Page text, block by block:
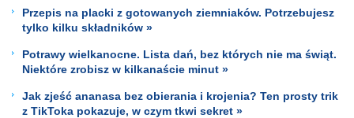
Przepis na placki z gotowanych ziemniaków. Potrzebujesz
tylko kilku składników »
Potrawy wielkanocne. Lista dań, bez których nie ma świąt.
Niektóre zrobisz w kilkanaście minut »
Jak zjeść ananasa bez obierania i krojenia? Ten prosty trik
z TikToka pokazuje, w czym tkwi sekret »